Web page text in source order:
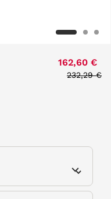
162,60 €
Price
232,29 €